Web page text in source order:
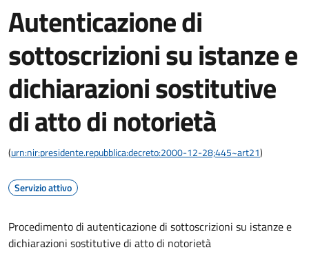
Autenticazione di
sottoscrizioni su istanze e
dichiarazioni sostitutive
di atto di notorietà
(urn:nir:presidente.repubblica:decreto:2000-12-28;445~art21)
Servizio attivo
Procedimento di autenticazione di sottoscrizioni su istanze e
dichiarazioni sostitutive di atto di notorietà